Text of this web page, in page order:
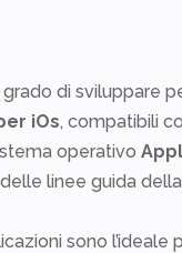
grado di sviluppare
iOs, compatibili
operativo
linee guida
sono l’ideale